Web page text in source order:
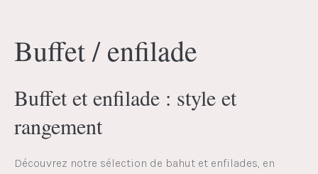
Buffet / enfilade
Buffet et enfilade : style et
rangement
Découvrez notre sélection de bahut et enfilades, en